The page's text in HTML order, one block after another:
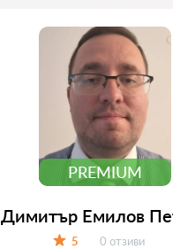
PREMIUM
Димитър Емилов
5 Отзиви:
0 отзиви